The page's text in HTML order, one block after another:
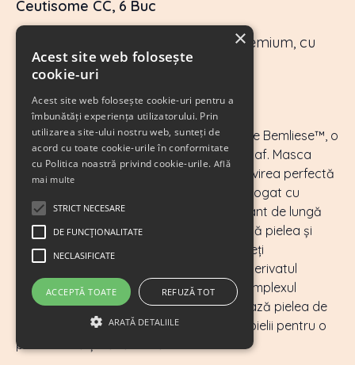
Ceutisome CC, 6 Buc
O mască de față răcoritoare CC premium, cu
efect liniștitor și fresh.
Preț: 210 Lei
Fabricat din linter de bumbac ultra-moale Bemliese™, o
țesătură luxoasă pentru mască cu cearșaf. Masca
facilitează o absorbție ridicată prin potrivirea perfectă
pe față și, de asemenea, este îmbibată bogat cu
esență pentru a oferi pielii un efect calmant de lungă
durată. CC Mask răcește pielea, calmează pielea și
controlează sebumul în același timp. Puteți
experimenta 3 beneficii cu 1 mască CC. Derivatul
mentolului răcește temperatura pielii. Complexul
patentat de ingrediente 7-White protejează pielea de
substanțele nocive și reglează echilibrul pielii pentru o
piele curată și sănătoasă.
×
Acest site web folosește
cookie-uri
Acest site web folosește cookie-uri pentru a
îmbunătăți experiența utilizatorului. Prin
utilizarea site-ului nostru web, sunteți de
acord cu toate cookie-urile în conformitate
cu Politica noastră privind cookie-urile. Află
mai multe
STRICT NECESARE
DE FUNCŢIONALITATE
NECLASIFICATE
ACCEPTĂ TOATE REFUZĂ TOT
ARATĂ DETALIILE